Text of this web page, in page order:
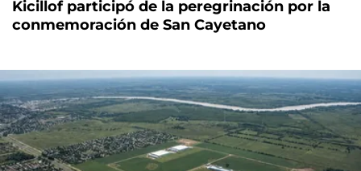
Kicillof participó de la peregrinación por la
conmemoración de San Cayetano